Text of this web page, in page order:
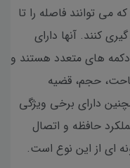
می توانند فاصله را تا
اندازه گیری کنند. آنها دارای
های متعدد هستند و
حجم، قضیه
دارای برخی ویژگی
حافظه و اتصال